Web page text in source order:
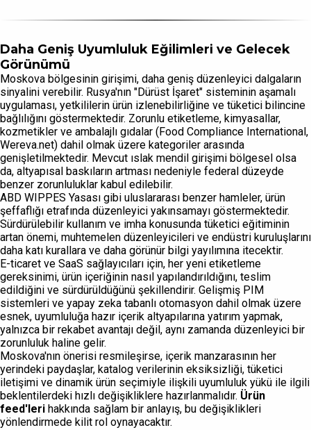
Daha Geniş Uyumluluk Eğilimleri ve Gelecek
Görünümü
Moskova bölgesinin girişimi, daha geniş düzenleyici dalgaların
sinyalini verebilir. Rusya'nın "Dürüst İşaret" sisteminin aşamalı
uygulaması, yetkililerin ürün izlenebilirliğine ve tüketici bilincine
bağlılığını göstermektedir. Zorunlu etiketleme, kimyasallar,
kozmetikler ve ambalajlı gıdalar (Food Compliance International,
Wereva.net) dahil olmak üzere kategoriler arasında
genişletilmektedir. Mevcut ıslak mendil girişimi bölgesel olsa
da, altyapısal baskıların artması nedeniyle federal düzeyde
benzer zorunluluklar kabul edilebilir.
ABD WIPPES Yasası gibi uluslararası benzer hamleler, ürün
şeffaflığı etrafında düzenleyici yakınsamayı göstermektedir.
Sürdürülebilir kullanım ve imha konusunda tüketici eğitiminin
artan önemi, muhtemelen düzenleyicileri ve endüstri kuruluşlarını
daha katı kurallara ve daha görünür bilgi yayılımına itecektir.
E-ticaret ve SaaS sağlayıcıları için, her yeni etiketleme
gereksinimi, ürün içeriğinin nasıl yapılandırıldığını, teslim
edildiğini ve sürdürüldüğünü şekillendirir. Gelişmiş PIM
sistemleri ve yapay zeka tabanlı otomasyon dahil olmak üzere
esnek, uyumluluğa hazır içerik altyapılarına yatırım yapmak,
yalnızca bir rekabet avantajı değil, aynı zamanda düzenleyici bir
zorunluluk haline gelir.
Moskova'nın önerisi resmileşirse, içerik manzarasının her
yerindeki paydaşlar, katalog verilerinin eksiksizliği, tüketici
iletişimi ve dinamik ürün seçimiyle ilişkili uyumluluk yükü ile ilgili
beklentilerdeki hızlı değişikliklere hazırlanmalıdır. Ürün
feed'leri hakkında sağlam bir anlayış, bu değişiklikleri
yönlendirmede kilit rol oynayacaktır.